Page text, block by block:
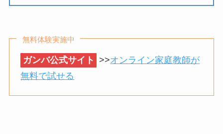
無料体験実施中
ガンバ公式サイト >>オンライン家庭教師が
無料で試せる